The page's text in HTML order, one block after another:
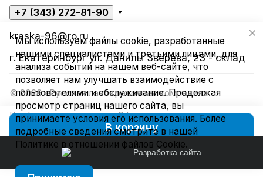
В корзину
+7 (343) 272-81-90
kraska-96@ro.ru
г. Екатеринбург ул. Данилы Зверева, 23 - склад
© 2026 «Русская лакокрасочная компания»
Конфиденциальность
Оферта
Разработка сайта
Мы используем файлы cookie, разработанные
нашими специалистами и третьими лицами, для
анализа событий на нашем веб-сайте, что
позволяет нам улучшать взаимодействие с
пользователями и обслуживание. Продолжая
просмотр страниц нашего сайта, вы
принимаете условия его использования. Более
подробные сведения смотрите в нашей
Политике в отношении файлов Cookie.